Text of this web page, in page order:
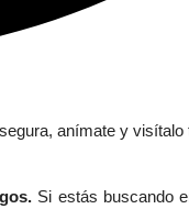
Si estás buscando